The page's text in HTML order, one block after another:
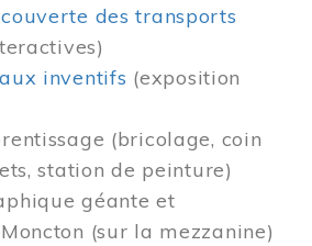
des transports
inventifs (exposition
(bricolage, coin
station de peinture)
géante et
(sur la mezzanine)